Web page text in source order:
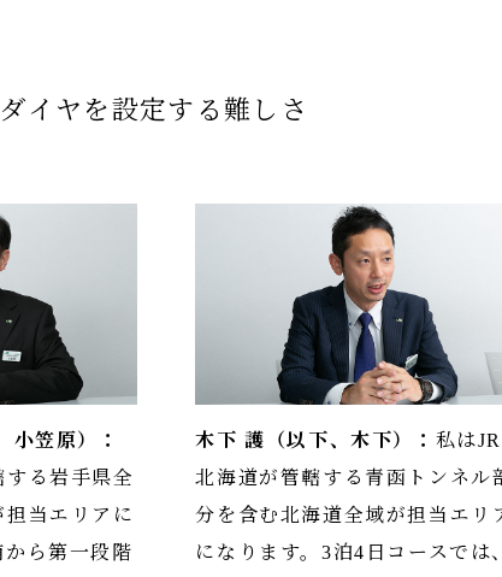
イヤを設定する難しさ
小笠原）：
る岩手県全
担当エリアに
から第一段階
木下 護（以下、木下）： 私はJR
北海道が管轄する青函トンネル
分を含む北海道全域が担当エリ
になります。3泊4日コースでは、